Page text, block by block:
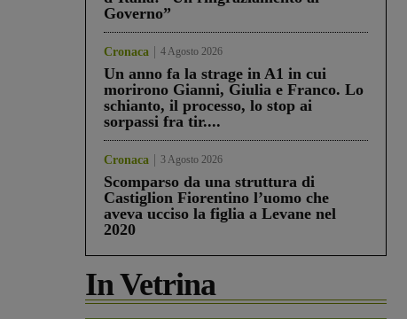
Governo”
Cronaca 4 Agosto 2026
Un anno fa la strage in A1 in cui
morirono Gianni, Giulia e Franco. Lo
schianto, il processo, lo stop ai
sorpassi fra tir....
Cronaca 3 Agosto 2026
Scomparso da una struttura di
Castiglion Fiorentino l’uomo che
aveva ucciso la figlia a Levane nel
2020
In Vetrina